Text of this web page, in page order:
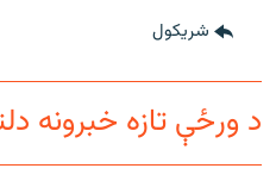
شريکول
د ورځې تازه خبرونه